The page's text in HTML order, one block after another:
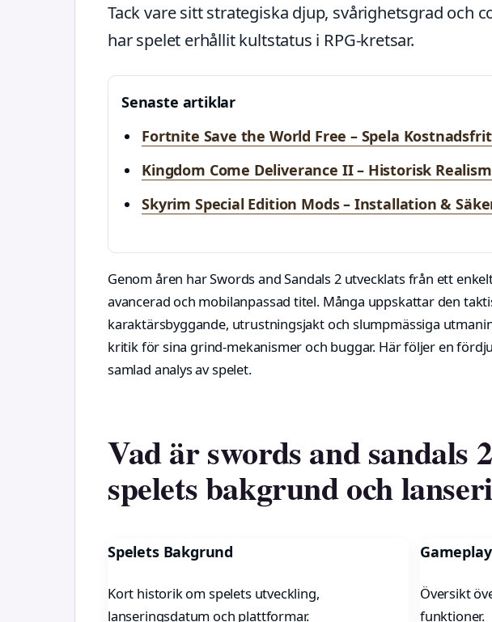
Tack vare sitt strategiska djup, svårighetsgrad och
har spelet erhållit kultstatus i RPG-kretsar.
Senaste artiklar
Fortnite Save the World Free – Spela
Kingdom Come Deliverance II – Historisk
Skyrim Special Edition Mods – Installation &
Genom åren har Swords and Sandals 2 utvecklats från ett
avancerad och mobilanpassad titel. Många uppskattar den
karaktärsbyggande, utrustningsjakt och slumpmässiga
kritik för sina grind-mekanismer och buggar. Här följer en
samlad analys av spelet.
Vad är swords and sandals
spelets bakgrund och
Spelets Bakgrund
Kort historik om spelets utveckling,
lanseringsdatum och plattformar.
Översikt
funktioner.